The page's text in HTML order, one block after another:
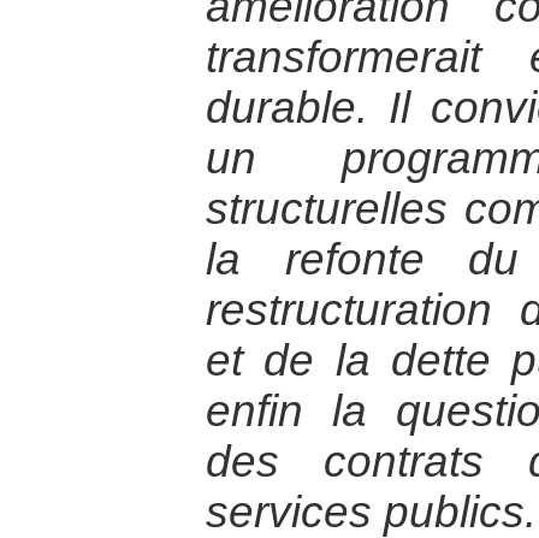
durable. Il
un
structurelles
la refonte du
restructuration
et de la dette
enfin la
des contrats
services publics.